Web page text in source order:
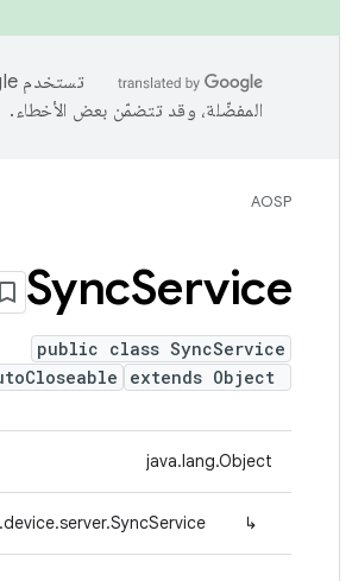
المفضّلة، وقد تتضمّن بعض الأخطاء.
AOSP
SyncService
public class SyncService
extends Object
java.lang.Object
↳